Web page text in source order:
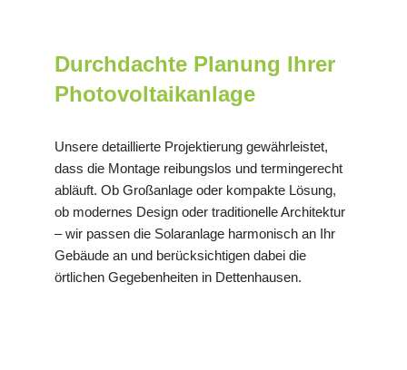
Durchdachte Planung Ihrer
Photovoltaikanlage
Unsere detaillierte Projektierung gewährleistet,
dass die Montage reibungslos und termingerecht
abläuft. Ob Großanlage oder kompakte Lösung,
ob modernes Design oder traditionelle Architektur
– wir passen die Solaranlage harmonisch an Ihr
Gebäude an und berücksichtigen dabei die
örtlichen Gegebenheiten in Dettenhausen.